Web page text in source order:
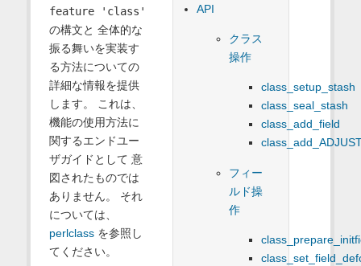
API
クラス
操作
class_setup_stash
class_seal_stash
class_add_field
フィー
ルド操
作
feature 'class'
の構文と 全体的な
振る舞いを実装す
る方法についての
詳細な情報を提供
します。 これは、
機能の使用方法に
関するエンドユー
ザガイドとして 意
図されたものでは
ありません。 それ
については、
perlclassを参照し
てください。